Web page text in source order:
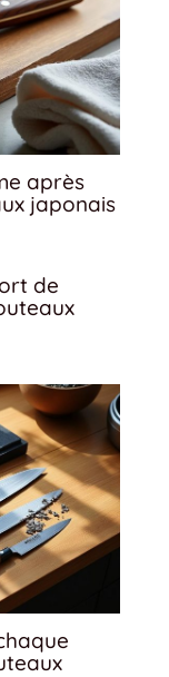
après
japonais
de